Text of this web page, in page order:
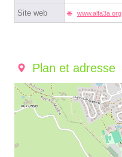
Site web www.alfa3a.org
Plan et adresse